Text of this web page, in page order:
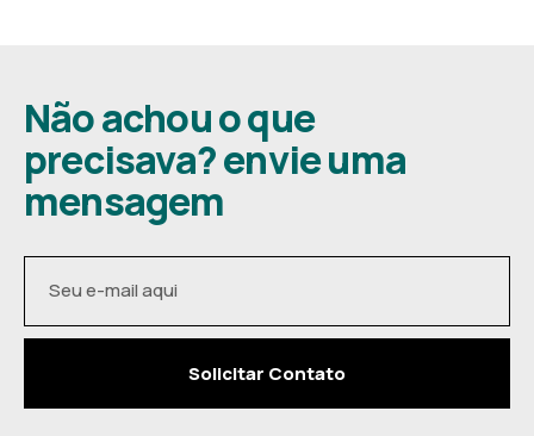
Não achou o que
precisava? envie uma
mensagem
Solicitar Contato